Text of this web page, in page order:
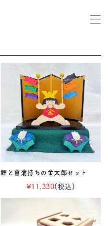
鯉と菖蒲持ちの金太郎セット
¥11,330(税込)